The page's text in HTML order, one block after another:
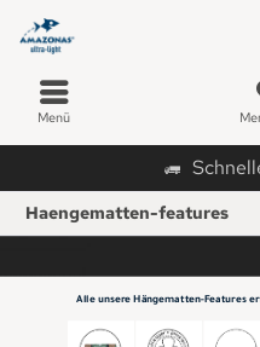
Menü
Haengematten-features
Alle unsere Hängematten-Features